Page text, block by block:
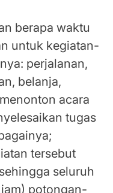
berapa waktu
untuk kegiatan-
perjalanan,
belanja,
acara
tugas
tersebut
seluruh
potongan-